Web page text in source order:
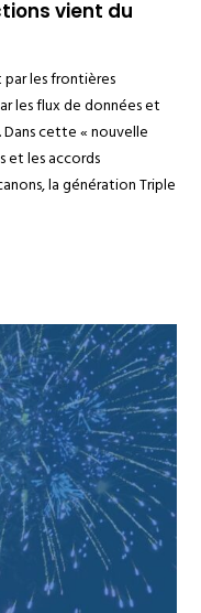
vient du
par les frontières
les flux de données et
cette « nouvelle
et les accords
la génération Triple